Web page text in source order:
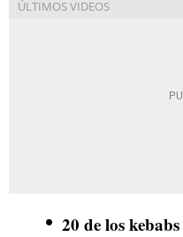
20 de los kebabs